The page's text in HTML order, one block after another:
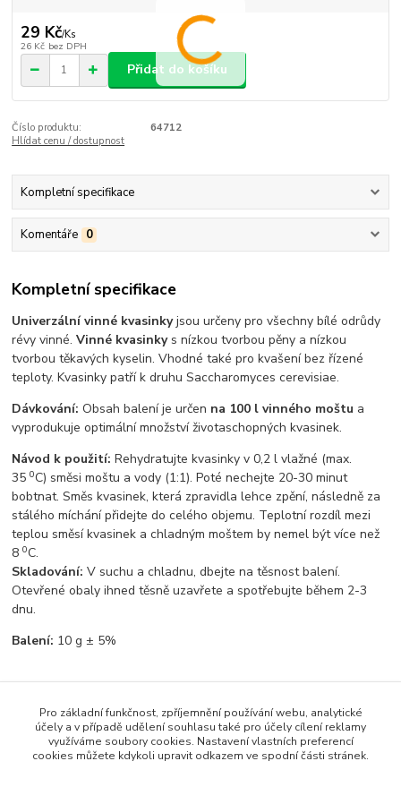
29 Kč/Ks
26 Kč bez DPH
Přidat do košíku
Číslo produktu:
64712
Hlídat cenu / dostupnost
Kompletní specifikace
Komentáře 0
Kompletní specifikace
Univerzální vinné kvasinkyjsou určeny pro všechny bílé odrůdy
révy vinné.Vinné kvasinkys nízkou tvorbou pěny a nízkou
tvorbou těkavých kyselin. Vhodné také pro kvašení bez řízené
teploty. Kvasinky patří k druhu Saccharomyces cerevisiae.
Dávkování:Obsah balení je určen na 100 l vinného moštu a
vyprodukuje optimální množství životaschopných kvasinek.
Návod k použití:Rehydratujte kvasinky v 0,2 l vlažné (max.
350C) směsi moštu a vody (1:1). Poté nechejte 20-30 minut
bobtnat. Směs kvasinek, která zpravidla lehce zpění, následně za
stálého míchání přidejte do celého objemu. Teplotní rozdíl mezi
teplou směsí kvasinek a chladným moštem by nemel být více než
80C.
Skladování:V suchu a chladnu, dbejte na těsnost balení.
Otevřené obaly ihned těsně uzavřete a spotřebujte během 2-3
dnu.
Balení: 10 g ± 5%
Zboží zařazeno v kategoriích
Vinařské potřeby
Pro základní funkčnost, zpříjemnění používání webu, analytické
účely a v případě udělení souhlasu také pro účely cílení reklamy
využíváme soubory cookies. Nastavení vlastních preferencí
cookies můžete kdykoli upravit odkazem ve spodní části stránek.